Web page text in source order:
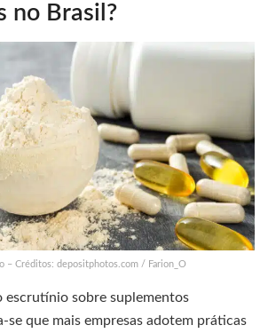
no Brasil?
– Créditos: depositphotos.com / Farion_O
escrutínio sobre suplementos
se que mais empresas adotem práticas